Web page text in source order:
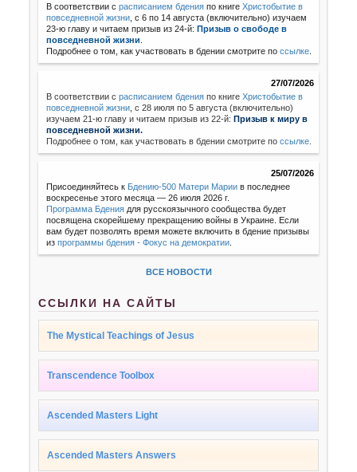
В соответствии срасписанием бдения по книгеХристобытие в
повседневной жизни , с 6 по 14 августа (включительно) изучаем
23-ю главу и читаем призыв из 24-й:Призыв о свободе в
повседневной жизни
Подробнее о том, как участвовать в бдении смотрите поссылке
27/07/2026
В соответствии с расписанием бдения по книгеХристобытие в
повседневной жизни с 28 июля по 5 августа (включительно)
изучаем 21-ю главу и читаем призыв из 22-й:Призыв к миру в
повседневной жизни.
Подробнее о том, как участвовать в бдении смотрите поссылке
25/07/2026
Присоединяйтесь к Бдению-500 Матери Марии в последнее
воскресенье этого месяца — 26 июля 2026 г.
Программа Бдения для русскоязычного сообщества будет
посвящена скорейшему прекращению войны в Украине. Если
вам будет позволять время можете включить в бдение призывы
изпрограммы бдения - Фокус на демократии
ВСЕ НОВОСТИ
ССЫЛКИ НА САЙТЫ
The Mystical Teachings of Jesus
Transcendence Toolbox
Ascended Masters Light
Ascended Masters Answers